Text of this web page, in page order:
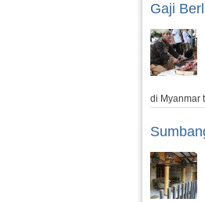
Gaji
di Myanmar